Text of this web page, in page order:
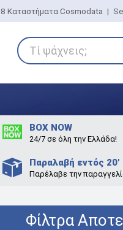
8 Καταστήματα Cosmodata |
Τί ψάχνεις;
BOX NOW
24/7 σε όλη την Ελλάδα!
Παραλαβή εντός 20'
Παρέλαβε την
Φίλτρα